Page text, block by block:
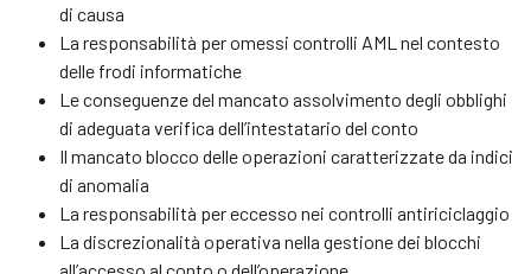
di causa
La responsabilità per omessi controlli AML nel contesto
delle frodi informatiche
Le conseguenze del mancato assolvimento degli obblighi
di adeguata verifica dell’intestatario del conto
Il mancato blocco delle operazioni caratterizzate da indici
di anomalia
La responsabilità per eccesso nei controlli antiriciclaggio
La discrezionalità operativa nella gestione dei blocchi